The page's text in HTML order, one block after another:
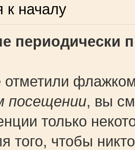
к началу
периодически
отметили
посещении, вы
только
того, чтобы